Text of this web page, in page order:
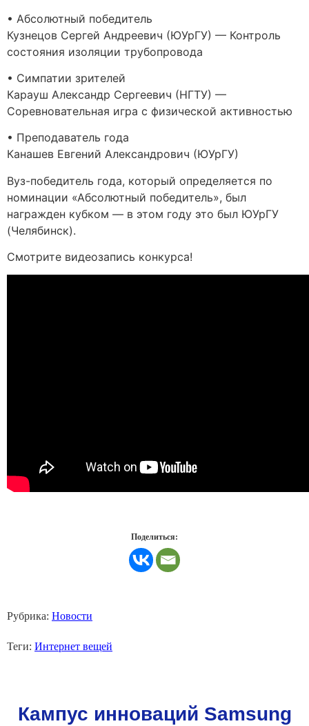
• Абсолютный победитель
Кузнецов Сергей Андреевич (ЮУрГУ) — Контроль
состояния изоляции трубопровода
• Симпатии зрителей
Карауш Александр Сергеевич (НГТУ) —
Соревновательная игра с физической активностью
• Преподаватель года
Канашев Евгений Александрович (ЮУрГУ)
Вуз-победитель года, который определяется по
номинации «Абсолютный победитель», был
награжден кубком — в этом году это был ЮУрГУ
(Челябинск).
Смотрите видеозапись конкурса!
Поделиться:
Рубрика: Новости
Теги: Интернет вещей
Кампус инноваций Samsung